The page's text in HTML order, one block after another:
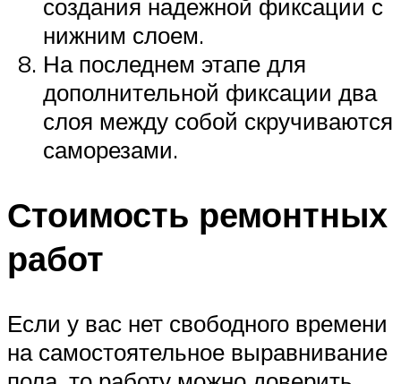
создания надежной фиксации с
нижним слоем.
На последнем этапе для
дополнительной фиксации два
слоя между собой скручиваются
саморезами.
Стоимость ремонтных
работ
Если у вас нет свободного времени
на самостоятельное выравнивание